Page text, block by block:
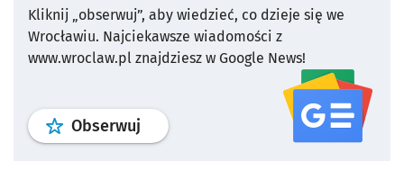
Kliknij „obserwuj”, aby wiedzieć, co dzieje się we
Wrocławiu. Najciekawsze wiadomości z
www.wroclaw.pl znajdziesz w Google News!
Obserwuj profil serwisu